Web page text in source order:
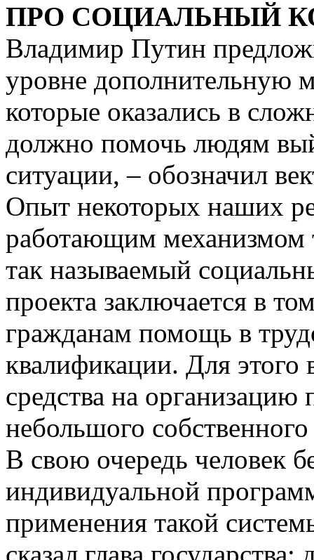
ПРО СОЦИАЛЬНЫЙ
Владимир Путин
уровне дополнительную
которые оказались в
должно помочь людям
ситуации, – обозначил
Опыт некоторых наших
работающим механизмом
так называемый
проекта заключается в
гражданам помощь в
квалификации. Для
средства на организацию
небольшого
В свою очередь человек
индивидуальной
применения такой
сказал глава